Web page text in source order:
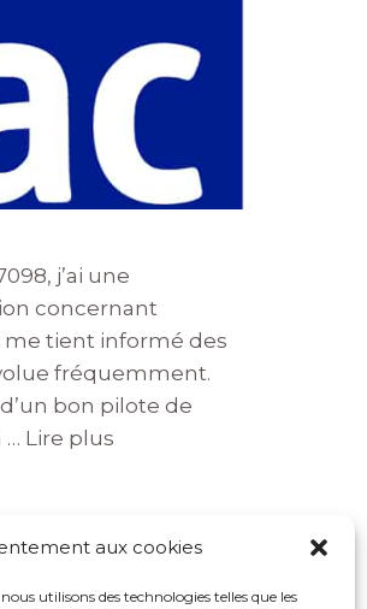
aux cookies
utilisons des technologies telles que les
j’ai une
concernant
me tient informé des
fréquemment.
bon pilote de
… Lire plus